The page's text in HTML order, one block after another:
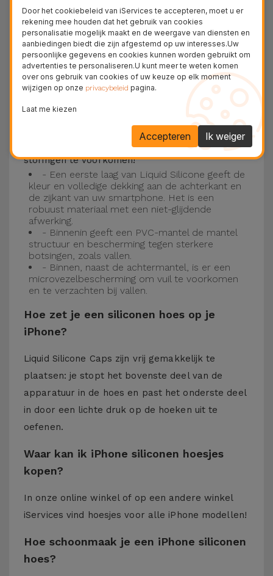
15, 14, 13, 12 onder meer en het nieuwste model
van de Apple, deiPhone 16eniPhone 17.
Drie-laagse bescherming met de
siliconen kappen
Onze iPhone siliconen hoesjes hebben een
robuuste, kwalitatieve constructie met een
drielaagse constructie om ongelukken en
storingen te voorkomen!
- Een eerste laag van Liquid Silicone geeft de
kleur en volledige dekking aan de achterkant en
de zijkant van uw smartphone. Het is een
robuust materiaal met een niet-glijdende
afwerking.
- Binnenin geeft een PVC-mantel de mantel
structuur en bescherming tegen sterkere
botsingen, zoals vallen.
- Binnen, naast de achtermantel, is er een
microvezelbescherming om vuil te voorkomen
en te verzachten bij vallen.
Hoe zet je een siliconen hoes op je
iPhone?
Liquid Silicone Caps zijn vrij gemakkelijk te
plaatsen: je stopt het bovenste deel van de
apparatuur in de hoes en past het onderste deel
in door een lichte druk op de hoeken uit te
oefenen.
Waar kan ik iPhone siliconen hoesjes
kopen?
In onze online winkel of op een andere winkel
iServices vind hoesjes voor alle iPhone modellen!
Hoe schoonmaak je een iPhone siliconen
hoes?
Door het cookiebeleid van iServices te accepteren, moet u er
rekening mee houden dat het gebruik van cookies
personalisatie mogelijk maakt en de weergave van diensten en
aanbiedingen biedt die zijn afgestemd op uw interesses.Uw
persoonlijke gegevens en cookies kunnen worden gebruikt om
advertenties te personaliseren.U kunt meer te weten komen
over ons gebruik van cookies of uw keuze op elk moment
wijzigen op onze privacybeleid pagina.
Laat me kiezen
Ik weiger
Accepteren